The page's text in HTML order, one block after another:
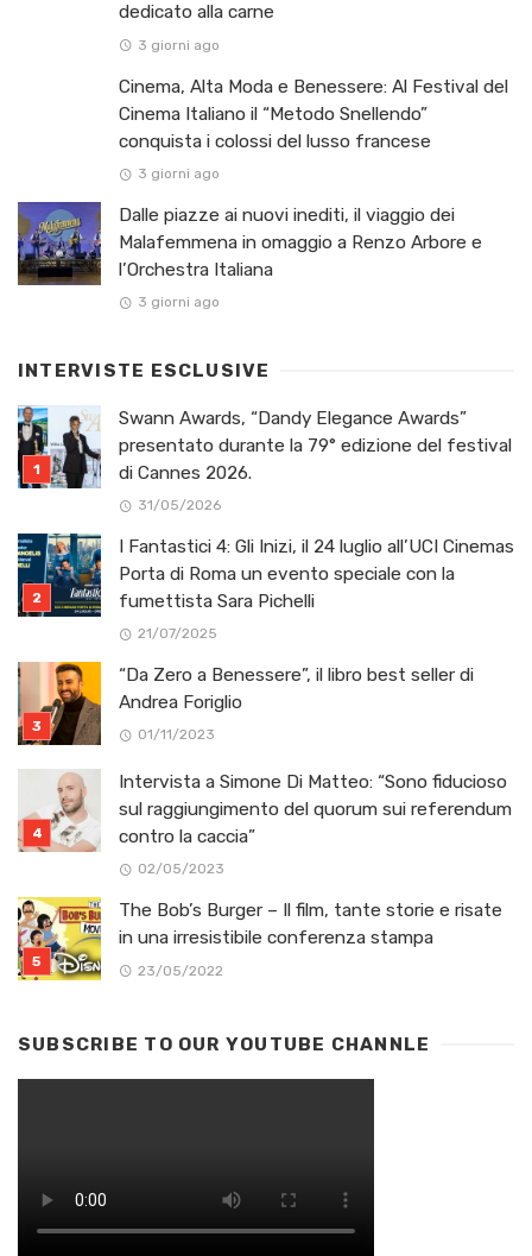
dedicato alla carne
3 giorni ago
Cinema, Alta Moda e Benessere: Al Festival del
Cinema Italiano il “Metodo Snellendo”
conquista i colossi del lusso francese
3 giorni ago
Dalle piazze ai nuovi inediti, il viaggio dei
Malafemmena in omaggio a Renzo Arbore e
l’Orchestra Italiana ​
3 giorni ago
INTERVISTE ESCLUSIVE
Swann Awards, “Dandy Elegance Awards”
presentato durante la 79° edizione del festival
di Cannes 2026.
31/05/2026
I Fantastici 4: Gli Inizi, il 24 luglio all’UCI Cinemas
Porta di Roma un evento speciale con la
fumettista Sara Pichelli
21/07/2025
“Da Zero a Benessere”, il libro best seller di
Andrea Foriglio
01/11/2023
Intervista a Simone Di Matteo: “Sono fiducioso
sul raggiungimento del quorum sui referendum
contro la caccia”
02/05/2023
The Bob’s Burger – Il film, tante storie e risate
in una irresistibile conferenza stampa
23/05/2022
SUBSCRIBE TO OUR YOUTUBE CHANNLE